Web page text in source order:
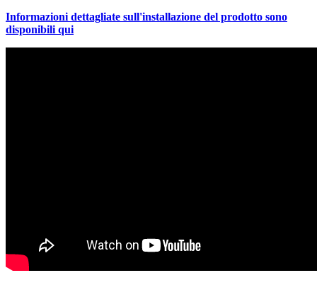
Informazioni dettagliate sull'installazione del prodotto sono
disponibili qui